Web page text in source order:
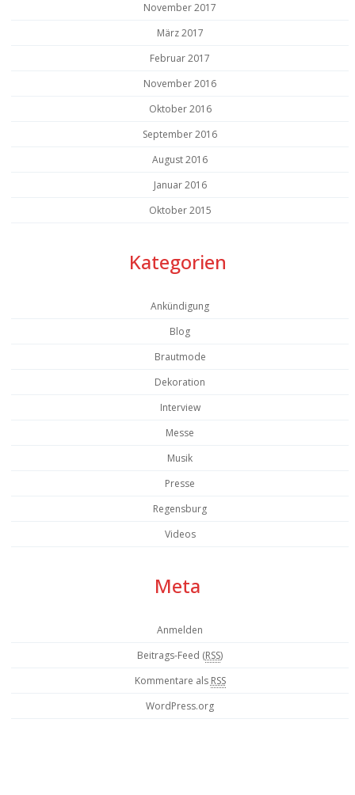
November 2017
März 2017
Februar 2017
November 2016
Oktober 2016
September 2016
August 2016
Januar 2016
Oktober 2015
Kategorien
Ankündigung
Blog
Brautmode
Dekoration
Interview
Messe
Musik
Presse
Regensburg
Videos
Meta
Anmelden
Beitrags-Feed (RSS)
Kommentare als RSS
WordPress.org